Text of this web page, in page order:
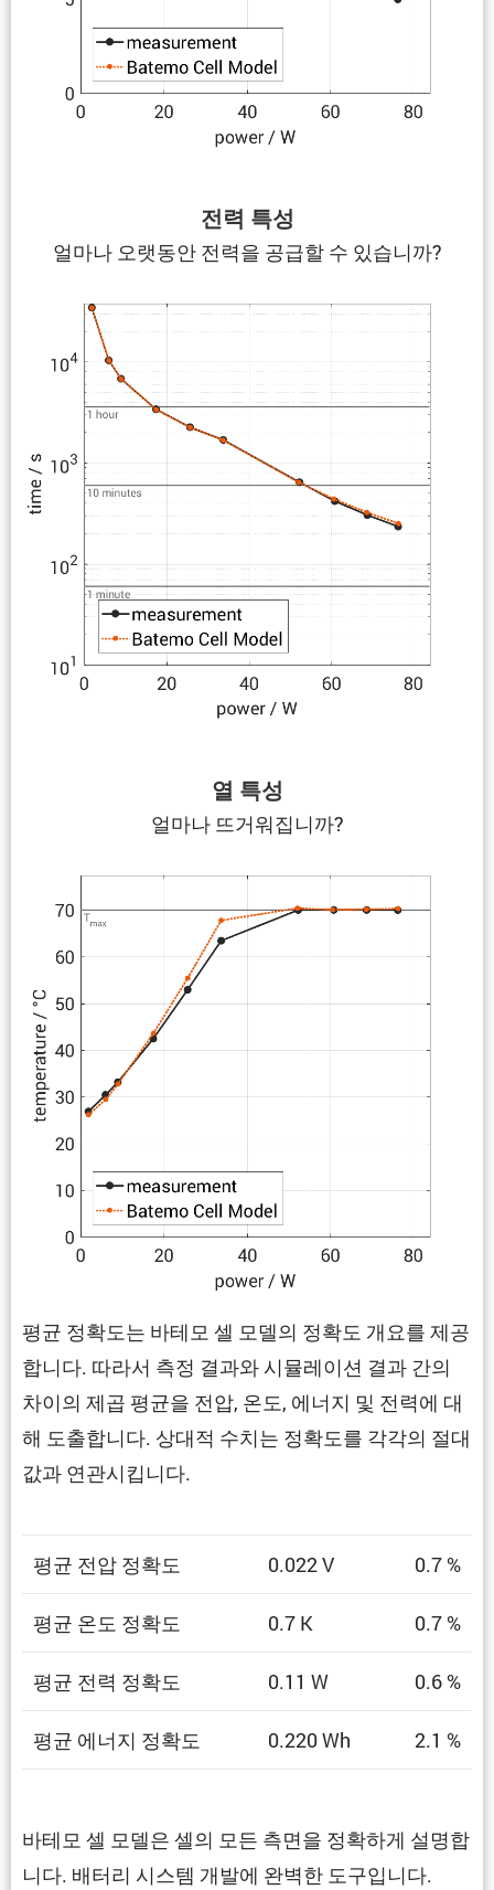
전력 특성
얼마나 오랫동안 전력을 공급할 수 있습니까?
열 특성
얼마나 뜨거워집니까?
평균 정확도는 바테모 셀 모델의 정확도 개요를 제공
합니다. 따라서 측정 결과와 시뮬레이션 결과 간의
차이의 제곱 평균을 전압, 온도, 에너지 및 전력에 대
해 도출합니다. 상대적 수치는 정확도를 각각의 절대
값과 연관시킵니다.
평균 전압 정확도 0.022 V 0.7 %
평균 온도 정확도 0.7 K 0.7 %
평균 전력 정확도 0.11 W 0.6 %
평균 에너지 정확도 0.220 Wh 2.1 %
바테모 셀 모델은 셀의 모든 측면을 정확하게 설명합
니다. 배터리 시스템 개발에 완벽한 도구입니다.